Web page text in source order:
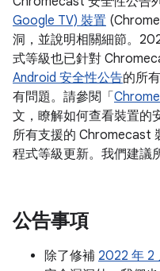
Google TV) 裝置
洞，並說明相關細節。
式等級也已針對
Android 安全性公告的所
有問題。請參閱「
文，瞭解如何查看裝置的
所有支援的 Chromecast
程式等級更新。我們建議
公告事項
除了修補 2022 年 2